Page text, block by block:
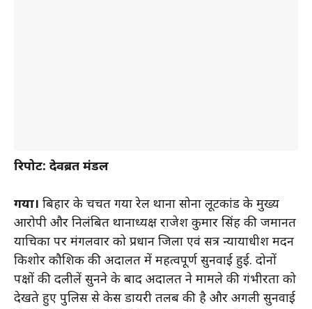
रिपोर्ट: देवब्रत मंडल
गया। बिहार के चर्चित गया रेल थाना सोना लूटकांड के मुख्य
आरोपी और निलंबित थानाध्यक्ष राजेश कुमार सिंह की जमानत
याचिका पर मंगलवार को प्रधान जिला एवं सत्र न्यायाधीश मदन
किशोर कौशिक की अदालत में महत्वपूर्ण सुनवाई हुई. दोनों
पक्षों की दलीलें सुनने के बाद अदालत ने मामले की गंभीरता को
देखते हुए पुलिस से केस डायरी तलब की है और अगली सुनवाई